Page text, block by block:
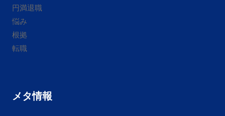
円満退職
悩み
根拠
転職
メタ情報